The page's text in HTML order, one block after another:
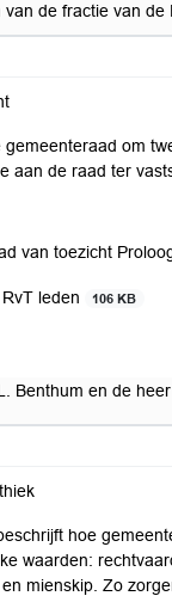
de fractie van
om
aan de raad ter
van toezicht
leden 106 KB
Benthum en de
hoe
waarden:
mienskip. Zo